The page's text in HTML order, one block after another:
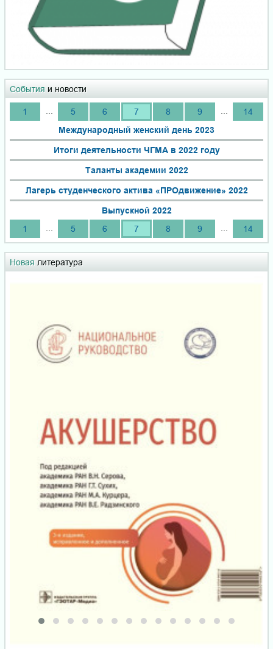
События и новости
1 5 6 7 8 9
14
Международный женский день 2023
Итоги деятельности ЧГМА в 2022 году
Таланты академии 2022
Лагерь студенческого актива «ПРОдвижение» 2022
Выпускной 2022
1
5 6 7 8 9 14
Новая литература